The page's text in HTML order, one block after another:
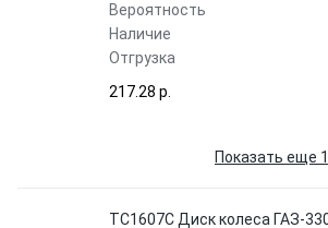
Вероятность
Наличие
Отгрузка
217.28 p.
Показать еще
TC1607С Диск колеса ГАЗ-